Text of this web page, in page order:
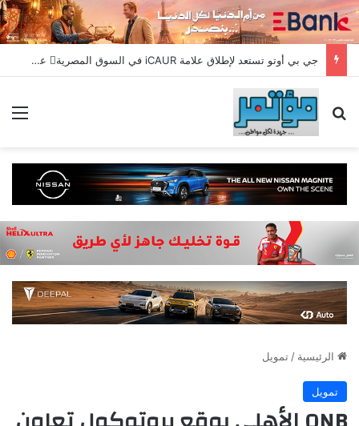
جي بي أوتو تستعد لإطلاق علامة iCAUR في السوق المصرية علامة عالمية جديدة لسيارات الطاقة الجديدة تجمع بين التكنولوجيا الذكية والتصميم الجريء وروح المغامر
بحث عن
الرئيسية / تمويل
تمويل